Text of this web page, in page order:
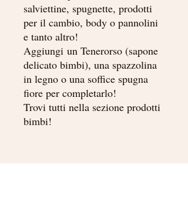
salviettine, spugnette, prodotti
per il cambio, body o pannolini
e tanto altro!
Aggiungi un Tenerorso (sapone
delicato bimbi), una spazzolina
in legno o una soffice spugna
fiore per completarlo!
Trovi tutti nella sezione prodotti
bimbi!